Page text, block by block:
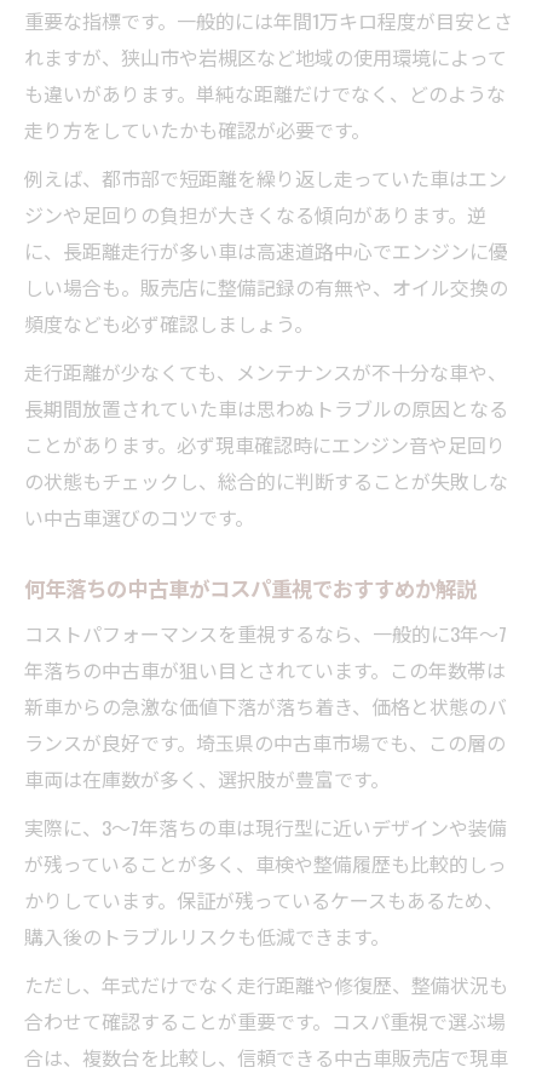
重要な指標です。一般的には年間1万キロ程度が目安とさ
れますが、狭山市や岩槻区など地域の使用環境によって
も違いがあります。単純な距離だけでなく、どのような
走り方をしていたかも確認が必要です。
例えば、都市部で短距離を繰り返し走っていた車はエン
ジンや足回りの負担が大きくなる傾向があります。逆
に、長距離走行が多い車は高速道路中心でエンジンに優
しい場合も。販売店に整備記録の有無や、オイル交換の
頻度なども必ず確認しましょう。
走行距離が少なくても、メンテナンスが不十分な車や、
長期間放置されていた車は思わぬトラブルの原因となる
ことがあります。必ず現車確認時にエンジン音や足回り
の状態もチェックし、総合的に判断することが失敗しな
い中古車選びのコツです。
何年落ちの中古車がコスパ重視でおすすめか解説
コストパフォーマンスを重視するなら、一般的に3年～7
年落ちの中古車が狙い目とされています。この年数帯は
新車からの急激な価値下落が落ち着き、価格と状態のバ
ランスが良好です。埼玉県の中古車市場でも、この層の
車両は在庫数が多く、選択肢が豊富です。
実際に、3～7年落ちの車は現行型に近いデザインや装備
が残っていることが多く、車検や整備履歴も比較的しっ
かりしています。保証が残っているケースもあるため、
購入後のトラブルリスクも低減できます。
ただし、年式だけでなく走行距離や修復歴、整備状況も
合わせて確認することが重要です。コスパ重視で選ぶ場
合は、複数台を比較し、信頼できる中古車販売店で現車